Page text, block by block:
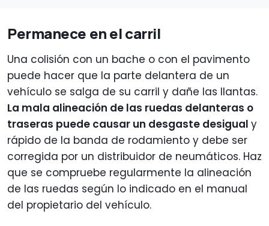
Permanece en el carril
Una colisión con un bache o con el pavimento
puede hacer que la parte delantera de un
vehículo se salga de su carril y dañe las llantas.
La mala alineación de las ruedas delanteras o
traseras puede causar un desgaste desigual y
rápido de la banda de rodamiento y debe ser
corregida por un distribuidor de neumáticos. Haz
que se compruebe regularmente la alineación
de las ruedas según lo indicado en el manual
del propietario del vehículo.